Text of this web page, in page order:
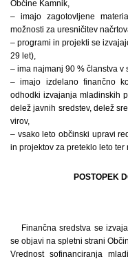
Občine Kamnik,
– imajo zagotovljene
možnosti za uresničitev
– programi in projekti se
29 let),
– ima najmanj 90 % članstva v
– imajo izdelano finančno
odhodki izvajanja mladinskih
delež javnih sredstev, delež
virov,
– vsako leto občinski upravi
in projektov za preteklo leto
POSTOPEK
Finančna sredstva se
se objavi na spletni strani
Vrednost sofinanciranja